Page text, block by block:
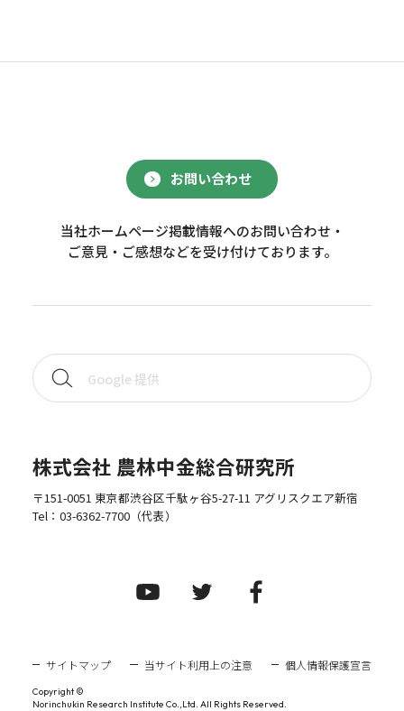
お問い合わせ
当社ホームページ掲載情報へのお問い合わせ・
ご意見・ご感想などを受け付けております。
株式会社 農林中金総合研究所
〒151-0051 東京都渋谷区千駄ヶ谷5-27-11 アグリスクエア新宿
Tel： 03-6362-7700（代表）
サイトマップ 当サイト利用上の注意 個人情報保護宣言
Copyright ©
Norinchukin Research Institute Co.,Ltd. All Rights Reserved.